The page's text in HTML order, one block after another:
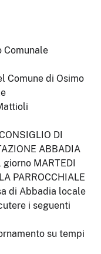
Comunale
Comune di Osimo
DI
ABBADIA
MARTEDI
PARROCCHIALE
di Abbadia locale
i seguenti
su tempi